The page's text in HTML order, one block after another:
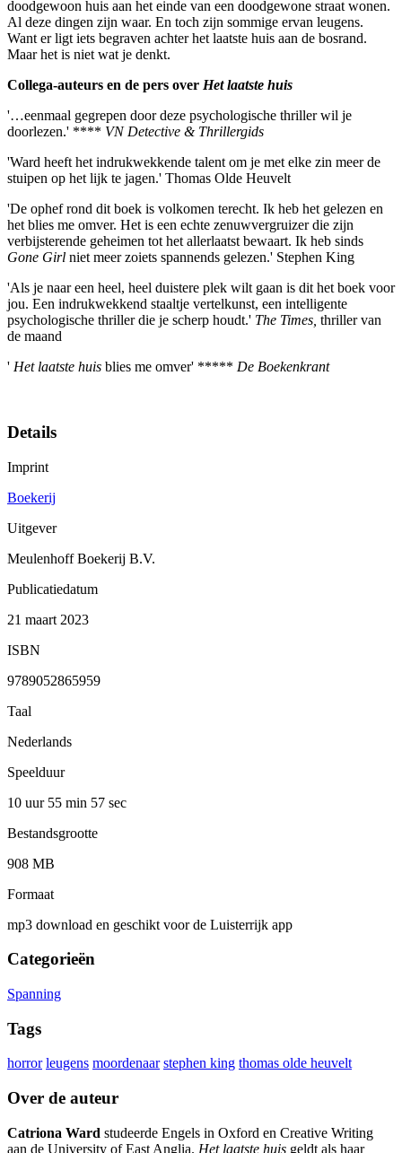
doodgewoon huis aan het einde van een doodgewone straat wonen.
Al deze dingen zijn waar. En toch zijn sommige ervan leugens.
Want er ligt iets begraven achter het laatste huis aan de bosrand.
Maar het is niet wat je denkt.
Collega-auteurs en de pers over Het laatste huis
'…eenmaal gegrepen door deze psychologische thriller wil je
doorlezen.' **** VN Detective & Thrillergids
'Ward heeft het indrukwekkende talent om je met elke zin meer de
stuipen op het lijk te jagen.' Thomas Olde Heuvelt
'De ophef rond dit boek is volkomen terecht. Ik heb het gelezen en
het blies me omver. Het is een echte zenuwvergruizer die zijn
verbijsterende geheimen tot het allerlaatst bewaart. Ik heb sinds
Gone Girl niet meer zoiets spannends gelezen.' Stephen King
'Als je naar een heel, heel duistere plek wilt gaan is dit het boek voor
jou. Een indrukwekkend staaltje vertelkunst, een intelligente
psychologische thriller die je scherp houdt.' The Times, thriller van
de maand
' Het laatste huis blies me omver' ***** De Boekenkrant
Details
Imprint
Boekerij
Uitgever
Meulenhoff Boekerij B.V.
Publicatiedatum
21 maart 2023
ISBN
9789052865959
Taal
Nederlands
Speelduur
10 uur 55 min 57 sec
Bestandsgrootte
908 MB
Formaat
mp3 download en geschikt voor de Luisterrijk app
Categorieën
Spanning
Tags
horror leugens moordenaar stephen king thomas olde heuvelt
Over de auteur
Catriona Ward studeerde Engels in Oxford en Creative Writing
aan de University of East Anglia. Het laatste huis geldt als haar